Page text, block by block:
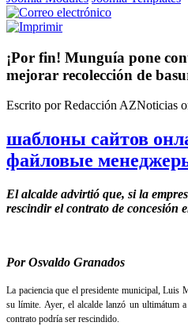
¡Por fin! Munguía pone
mejorar recolección de
Escrito por Redacción AZNoticias
шаблоны сайтов
файловые
El alcalde advirtió que, si la
rescindir el contrato de concesión
Por Osvaldo Granados
La paciencia que el presidente municipal, Luis
su límite. Ayer, el alcalde lanzó un ultimátum
contrato podría ser rescindido.